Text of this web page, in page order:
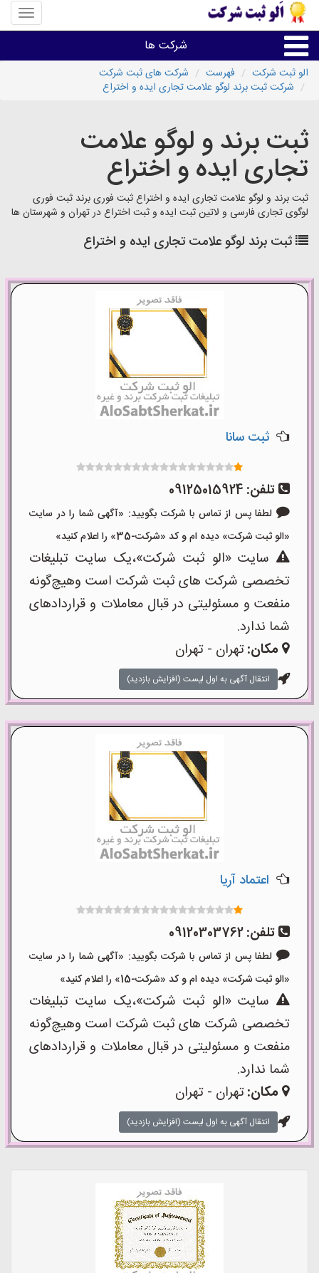
منوی
سایت
ثبت
شرکت ها
ثبت،تغییرات،برند
اخذگواهینامه رتبه بندی
سایر خدمات ثبت شرکت ها
الو ثبت شرکت فهرست
شرکت های ثبت شرکت
شرکت ثبت برند لوگو علامت تجاری ایده و اختراع
ثبت برند و لوگو علامت
تجاری ایده و اختراع
ثبت برند و لوگو علامت تجاری ایده و اختراع ثبت فوری برند ثبت فوری
لوگوی تجاری فارسی و لاتین ثبت ایده و ثبت اختراع در تهران و شهرستان ها
ثبت برند لوگو علامت تجاری ایده و اختراع
ثبت سانا
تلفن: 09125015924
لطفا پس از تماس با شرکت بگویید: «آگهی شما را در سایت
«الو ثبت شرکت» دیده ام و کد «شرکت-35» را اعلام کنید»
سایت «الو ثبت شرکت»،یک سایت تبلیغات
تخصصی شرکت های ثبت شرکت است وهیچ‌گونه
منفعت و مسئولیتی در قبال معاملات و قراردادهای
شما ندارد.
مکان:تهران - تهران
انتقال آگهی به اول لیست (افزایش بازدید)
اعتماد آریا
تلفن:09120303762
لطفا پس از تماس با شرکت بگویید: «آگهی شما را در سایت
«الو ثبت شرکت» دیده ام و کد «شرکت-15» را اعلام کنید»
سایت «الو ثبت شرکت»،یک سایت تبلیغات
تخصصی شرکت های ثبت شرکت است وهیچ‌گونه
منفعت و مسئولیتی در قبال معاملات و قراردادهای
شما ندارد.
مکان:تهران - تهران
انتقال آگهی به اول لیست (افزایش بازدید)